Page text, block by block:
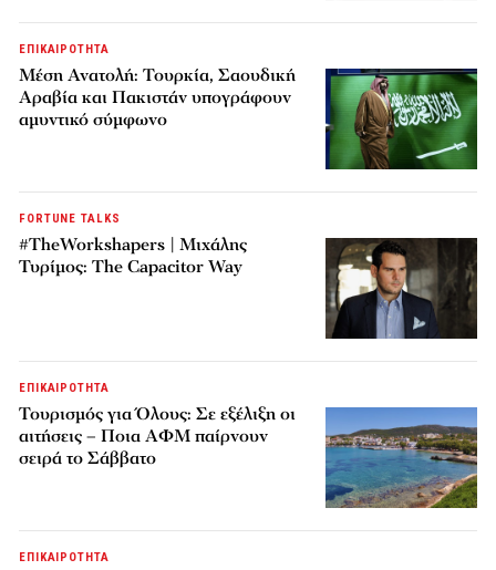
ΕΠΙΚΑΙΡΟΤΗΤΑ
Μέση Ανατολή: Τουρκία, Σαουδική
Αραβία και Πακιστάν υπογράφουν
αμυντικό σύμφωνο
FORTUNE TALKS
#TheWorkshapers | Μιχάλης
Τυρίμος: The Capacitor Way
ΕΠΙΚΑΙΡΟΤΗΤΑ
Τουρισμός για Όλους: Σε εξέλιξη οι
αιτήσεις – Ποια ΑΦΜ παίρνουν
σειρά το Σάββατο
ΕΠΙΚΑΙΡΟΤΗΤΑ